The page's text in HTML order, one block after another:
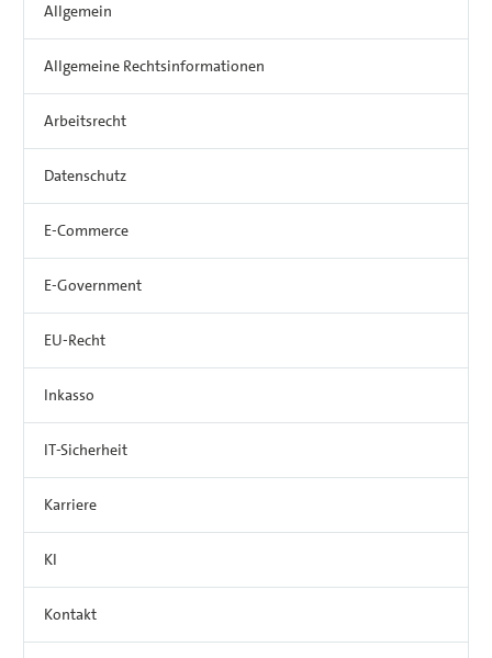
Allgemein
Allgemeine Rechtsinformationen
Arbeitsrecht
Datenschutz
E-Commerce
E-Government
EU-Recht
Inkasso
IT-Sicherheit
Karriere
KI
Kontakt